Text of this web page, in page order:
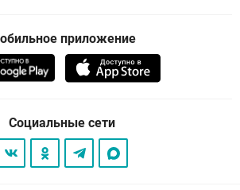
приложение
Социальные сети